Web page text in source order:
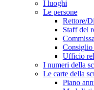
I luoghi
Le persone
Rettore/
Staff del
Consiglio
Ufficio
I numeri della
Le carte della
Piano